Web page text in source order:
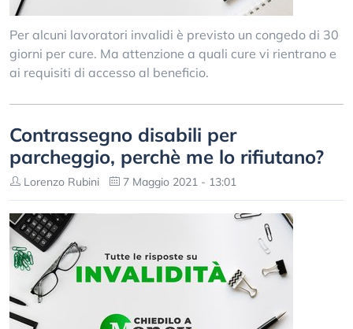
Per alcuni lavoratori invalidi è previsto un congedo di 30
giorni per cure. Ma attenzione a quali cure vi rientrano e
ai requisiti di accesso al beneficio.
Contrassegno disabili per
parcheggio, perchè me lo rifiutano?
Lorenzo Rubini 7 Maggio 2021 - 13:01